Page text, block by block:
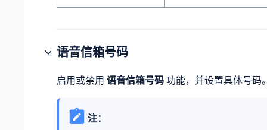
语音信箱号码
启用或禁用 语音信箱号码功能，并设置具体号码
注：